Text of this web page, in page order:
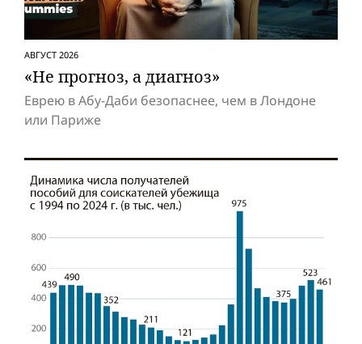
АВГУСТ 2026
«Не прогноз, а диагноз»
Еврею в Абу-Даби безопаснее, чем в Лондоне
или Париже